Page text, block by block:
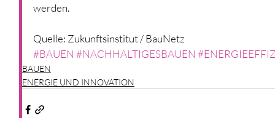
werden.
Quelle: Zukunftsinstitut / BauNetz
#BAUEN #NACHHALTIGESBAUEN
BAUEN
ENERGIE UND INNOVATION